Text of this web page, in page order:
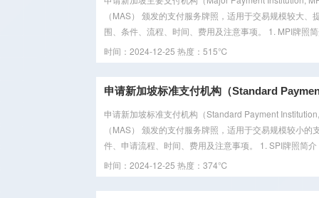
（MAS） 颁发的支付服务牌照，适用于交易规模较大
围、条件、流程、时间、费用及注意事项。 1. MPI牌照
时间：2024-12-25 热度：515℃
申请新加坡标准支付机构（Standard
申请新加坡标准支付机构（Standard Payment
（MAS） 颁发的支付服务牌照，适用于交易规模较小
件、申请流程、时间、费用及注意事项。 1. SPI牌照简介
时间：2024-12-25 热度：374℃